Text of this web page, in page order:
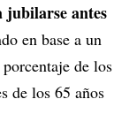
jubilarse antes
en base a un
de los
de los 65 años